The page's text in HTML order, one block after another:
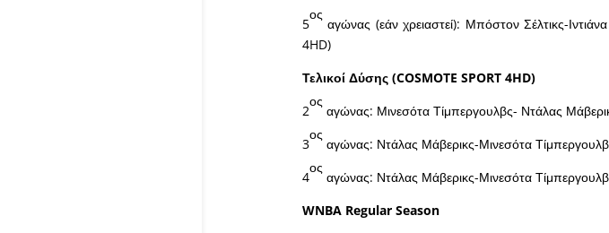
5
ος
αγώνας (εάν χρειαστεί): Μπόστον Σέλτικς-
4HD)
Τελικοί Δύσης (COSMOTE SPORT4HD)
2
ος
αγώνας: Μινεσότα Τίμπεργουλβς- Ντάλας
3
ος
αγώνας: Ντάλας Μάβερικς-Μινεσότα
4
ος
αγώνας: Ντάλας Μάβερικς-Μινεσότα
WNBA Regular Season